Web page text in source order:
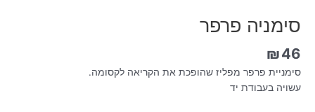
סימניה פרפר
₪46
סימניית פרפר מפליז שהופכת את הקריאה לקסומה.
עשויה בעבודת יד